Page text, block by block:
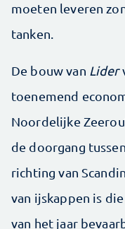
moeten leveren
tanken.
De bouw van Lider
toenemend
Noordelijke
de doorgang
richting van
van ijskappen is
van het jaar